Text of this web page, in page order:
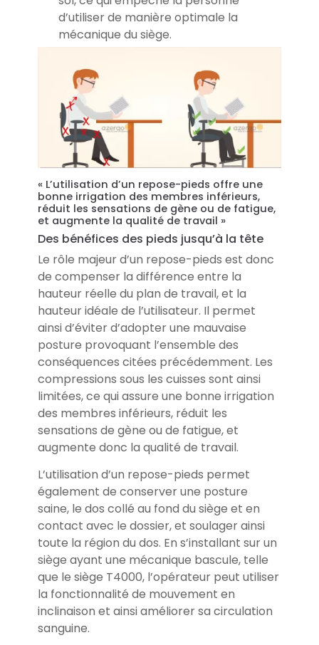
d’utiliser de manière optimale la
mécanique du siège.
« L’utilisation d’un repose-pieds offre une
bonne irrigation des membres inférieurs,
réduit les sensations de gène ou de fatigue,
et augmente la qualité de travail »
Des bénéfices des pieds jusqu’à la tête
Le rôle majeur d’un repose-pieds est donc
de compenser la différence entre la
hauteur réelle du plan de travail, et la
hauteur idéale de l’utilisateur. Il permet
ainsi d’éviter d’adopter une mauvaise
posture provoquant l’ensemble des
conséquences citées précédemment. Les
compressions sous les cuisses sont ainsi
limitées, ce qui assure une bonne irrigation
des membres inférieurs, réduit les
sensations de gène ou de fatigue, et
augmente donc la qualité de travail.
L’utilisation d’un repose-pieds permet
également de conserver une posture
saine, le dos collé au fond du siège et en
contact avec le dossier, et soulager ainsi
toute la région du dos. En s’installant sur un
siège ayant une mécanique bascule, telle
que le siège T4000, l’opérateur peut utiliser
la fonctionnalité de mouvement en
inclinaison et ainsi améliorer sa circulation
sanguine.